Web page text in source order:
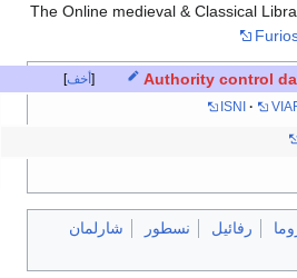
The Online medieval & Classical
أخف Authority control
ISNI
رفائيل نسطور
شارلمان